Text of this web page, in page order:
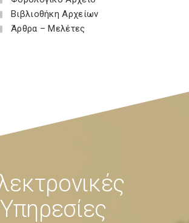
Βιβλιοθήκη Αρχείων
Άρθρα – Μελέτες
Υπηρεσίες